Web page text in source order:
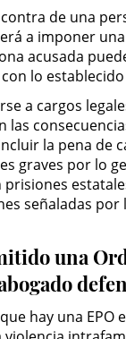
de una
a imponer
acusada
lo establecido
a cargos
la pena
graves por lo
señaladas
una
hay una